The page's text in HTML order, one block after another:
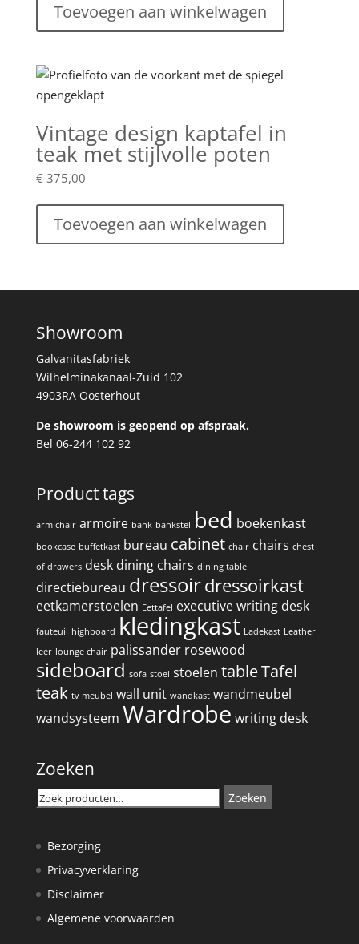
Toevoegen aan winkelwagen
Vintage design kaptafel in
teak met stijlvolle poten
€ 375,00
Toevoegen aan winkelwagen
Showroom
Galvanitasfabriek
Wilhelminakanaal-Zuid 102
4903RA Oosterhout
De showroom is geopend op afspraak.
Bel 06-244 102 92
Product tags
arm chair armoire bank bankstel bed boekenkast
bookcase buffetkast bureau cabinet chair chairs chest
of drawers desk dining chairs dining table
directiebureau dressoirdressoirkast
eetkamerstoelen Eettafel executive writing desk
fauteuil highboard kledingkast Ladekast Leather
leer lounge chair palissander rosewood
sideboard sofa stoel stoelen tableTafel
teak tv meubel wall unit wandkast wandmeubel
wandsysteem Wardrobe writing desk
Zoeken
Zoeken
naar:
Zoeken
Bezorging
Privacyverklaring
Disclaimer
Algemene voorwaarden